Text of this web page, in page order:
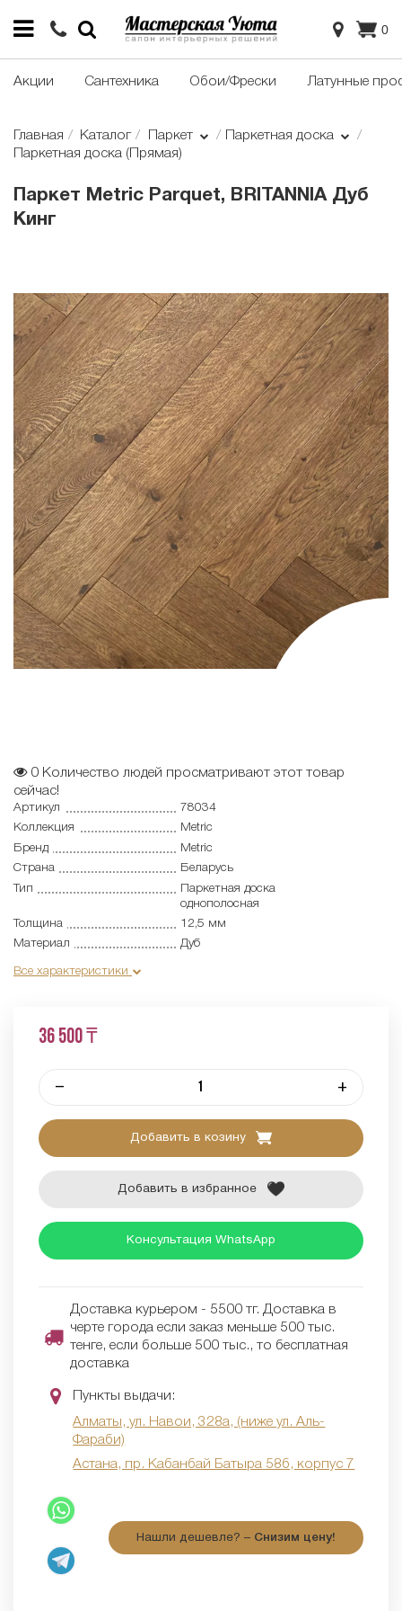
0
Акции Сантехника Обои/Фрески Латунные
Главная Каталог Паркет
Паркетная доска
Паркетная доска (Прямая)
Паркет Metric Parquet, BRITANNIA Дуб
Кинг
0 Количество людей просматривают этот товар
сейчас!
Артикул
78034
Коллекция
Metric
Бренд
Metric
Страна
Беларусь
Тип
Паркетная доска
однополосная
Толщина
12,5 мм
Материал
Дуб
Все характеристики
36 500 ₸
– +
Добавить в козину
Добавить в избранное
Консультация WhatsApp
Доставка курьером - 5500 тг. Доставка в
черте города если заказ меньше 500 тыс.
тенге, если больше 500 тыс., то бесплатная
доставка
Пункты выдачи:
Алматы, ул. Навои, 328а, (ниже ул. Аль-
Фараби)
Астана, пр. Кабанбай Батыра 58б, корпус 7
Нашли дешевле? – Снизим цену!